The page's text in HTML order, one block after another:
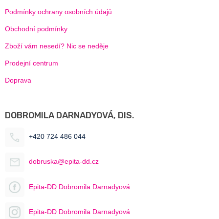
Podmínky ochrany osobních údajů
Obchodní podmínky
Zboží vám nesedí? Nic se neděje
Prodejní centrum
Doprava
DOBROMILA DARNADYOVÁ, DIS.
+420 724 486 044
dobruska@epita-dd.cz
Epita-DD Dobromila Darnadyová
Epita-DD Dobromila Darnadyová